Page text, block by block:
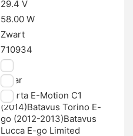
29.4 V
58.00 W
Zwart
710934
2 A
1 jaar
Sparta E-Motion C1
(2014)Batavus Torino E-
go (2012-2013)Batavus
Lucca E-go Limited